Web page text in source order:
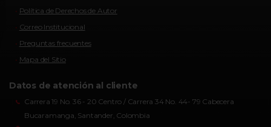
Política de Derechos de Autor
Correo Institucional
Preguntas frecuentes
Mapa del Sitio
Datos de atención al cliente
Carrera 19 No. 36 - 20 Centro / Carrera 34 No. 44- 79 Cabecera
Bucaramanga, Santander, Colombia